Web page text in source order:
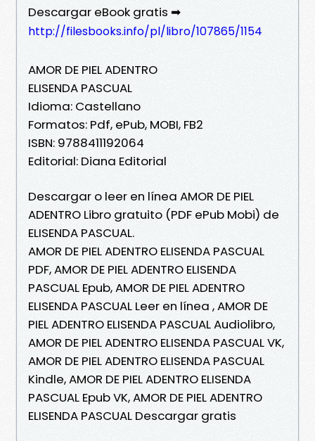
Descargar eBook gratis ➡
http://filesbooks.info/pl/libro/107865/1154
AMOR DE PIEL ADENTRO
ELISENDA PASCUAL
Idioma: Castellano
Formatos: Pdf, ePub, MOBI, FB2
ISBN: 9788411192064
Editorial: Diana Editorial
Descargar o leer en línea AMOR DE PIEL
ADENTRO Libro gratuito (PDF ePub Mobi) de
ELISENDA PASCUAL.
AMOR DE PIEL ADENTRO ELISENDA PASCUAL
PDF, AMOR DE PIEL ADENTRO ELISENDA
PASCUAL Epub, AMOR DE PIEL ADENTRO
ELISENDA PASCUAL Leer en línea , AMOR DE
PIEL ADENTRO ELISENDA PASCUAL Audiolibro,
AMOR DE PIEL ADENTRO ELISENDA PASCUAL VK,
AMOR DE PIEL ADENTRO ELISENDA PASCUAL
Kindle, AMOR DE PIEL ADENTRO ELISENDA
PASCUAL Epub VK, AMOR DE PIEL ADENTRO
ELISENDA PASCUAL Descargar gratis